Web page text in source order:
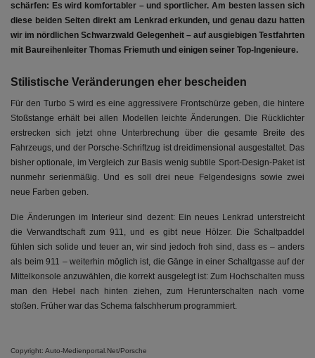
schärfen: Es wird komfortabler – und sportlicher. Am besten lassen sich
diese beiden Seiten direkt am Lenkrad erkunden, und genau dazu hatten
wir im nördlichen Schwarzwald Gelegenheit – auf ausgiebigen Testfahrten
mit Baureihenleiter Thomas Friemuth und einigen seiner Top-Ingenieure.
Stilistische Veränderungen eher bescheiden
Für den Turbo S wird es eine aggressivere Frontschürze geben, die hintere
Stoßstange erhält bei allen Modellen leichte Änderungen. Die Rücklichter
erstrecken sich jetzt ohne Unterbrechung über die gesamte Breite des
Fahrzeugs, und der Porsche-Schriftzug ist dreidimensional ausgestaltet. Das
bisher optionale, im Vergleich zur Basis wenig subtile Sport-Design-Paket ist
nunmehr serienmäßig. Und es soll drei neue Felgendesigns sowie zwei
neue Farben geben.
Die Änderungen im Interieur sind dezent: Ein neues Lenkrad unterstreicht
die Verwandtschaft zum 911, und es gibt neue Hölzer. Die Schaltpaddel
fühlen sich solide und teuer an, wir sind jedoch froh sind, dass es – anders
als beim 911 – weiterhin möglich ist, die Gänge in einer Schaltgasse auf der
Mittelkonsole anzuwählen, die korrekt ausgelegt ist: Zum Hochschalten muss
man den Hebel nach hinten ziehen, zum Herunterschalten nach vorne
stoßen. Früher war das Schema falschherum programmiert.
Copyright: Auto-Medienportal.Net/Porsche